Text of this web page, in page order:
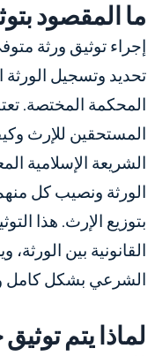
ما المقصود
إجراء توثيق ورثة
تحديد وتسجيل
المحكمة المختصة.
المستحقين للإرث
الشريعة الإسلامية
الورثة ونصيب كل
بتوزيع الإرث. هذا
القانونية بين
الشرعي بشكل كامل
لماذا يتم